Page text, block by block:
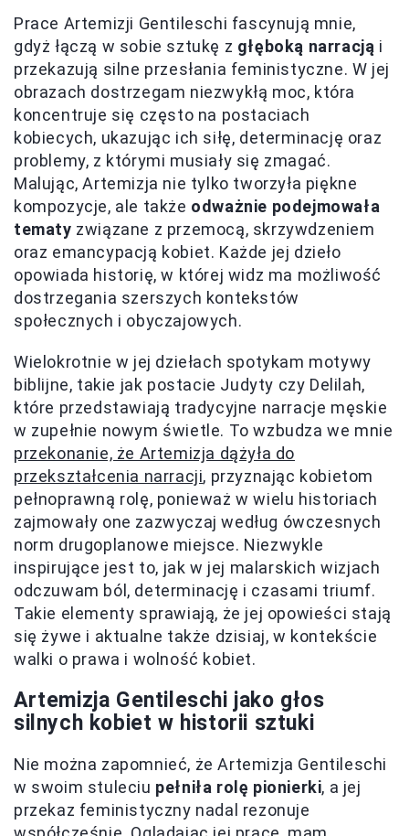
Prace Artemizji Gentileschi fascynują mnie,
gdyż łączą w sobie sztukę z głęboką narracją i
przekazują silne przesłania feministyczne. W jej
obrazach dostrzegam niezwykłą moc, która
koncentruje się często na postaciach
kobiecych, ukazując ich siłę, determinację oraz
problemy, z którymi musiały się zmagać.
Malując, Artemizja nie tylko tworzyła piękne
kompozycje, ale także odważnie podejmowała
tematy związane z przemocą, skrzywdzeniem
oraz emancypacją kobiet. Każde jej dzieło
opowiada historię, w której widz ma możliwość
dostrzegania szerszych kontekstów
społecznych i obyczajowych.
Wielokrotnie w jej dziełach spotykam motywy
biblijne, takie jak postacie Judyty czy Delilah,
które przedstawiają tradycyjne narracje męskie
w zupełnie nowym świetle. To wzbudza we mnie
przekonanie, że Artemizja dążyła do
przekształcenia narracji, przyznając kobietom
pełnoprawną rolę, ponieważ w wielu historiach
zajmowały one zazwyczaj według ówczesnych
norm drugoplanowe miejsce. Niezwykle
inspirujące jest to, jak w jej malarskich wizjach
odczuwam ból, determinację i czasami triumf.
Takie elementy sprawiają, że jej opowieści stają
się żywe i aktualne także dzisiaj, w kontekście
walki o prawa i wolność kobiet.
Artemizja Gentileschi jako głos
silnych kobiet w historii sztuki
Nie można zapomnieć, że Artemizja Gentileschi
w swoim stuleciu pełniła rolę pionierki, a jej
przekaz feministyczny nadal rezonuje